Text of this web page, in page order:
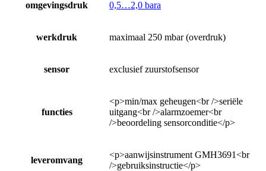
omgevingsdruk 0,5…2,0 bara
werkdruk maximaal 250 mbar (overdruk)
sensor exclusief zuurstofsensor
functies
<p>min/max geheugen<br />seriële
uitgang<br />alarmzoemer<br
/>beoordeling sensorconditie</p>
leveromvang
<p>aanwijsinstrument GMH3691<br
/>gebruiksinstructie</p>